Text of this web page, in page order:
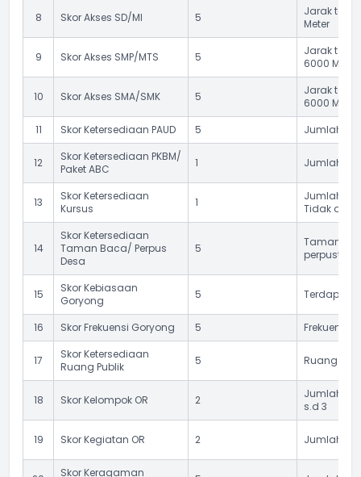
8 Skor Akses SD/MI 5
Jarak
Meter
9 Skor Akses SMP/MTS 5
Jarak
6000 Meter
10 Skor Akses SMA/SMK 5
Jarak
6000 Meter
11
Skor Ketersediaan PAUD 5 Jumlah
12
Skor Ketersediaan PKBM/
Paket ABC
1 Jumlah
13
Skor Ketersediaan
Kursus
1
Jumlah
Tidak ada
14
Skor Ketersediaan
Taman Baca/ Perpus
Desa
5
Taman
15
Skor Kebiasaan
Goryong
5 Terdapat
16 Skor Frekuensi Goryong 5 Frekuensi
17
Skor Ketersediaan
Ruang Publik
5 Ruang
18 Skor Kelompok OR 2
Jumlah
s.d 3
19 Skor Kegiatan OR 2 Jumlah
Skor Keragaman